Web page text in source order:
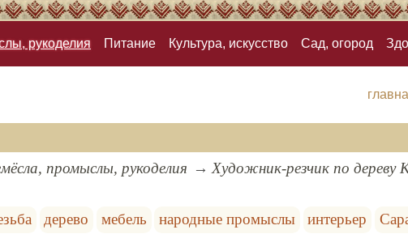
рукоделия Питание Культура, искусство Сад, огород
промыслы, рукоделия
Художник-резчик по дереву
дерево мебель народные промыслы интерьер